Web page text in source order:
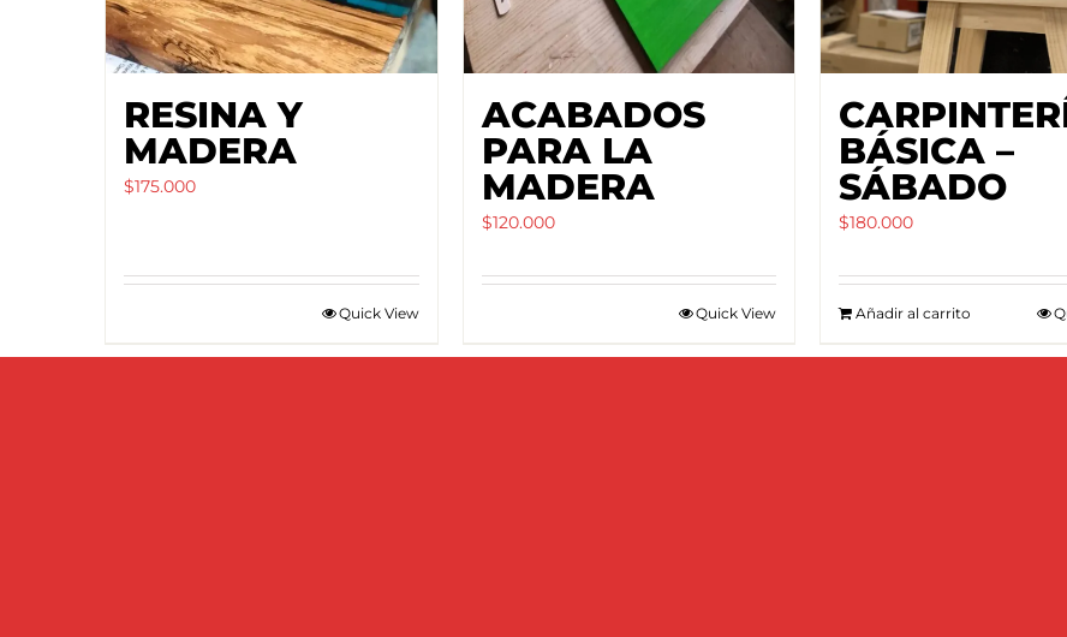
RESINA Y
MADERA
$175.000
Quick View
ACABADOS
PARA LA
MADERA
$120.000
Quick View
BÁSICA –
SÁBADO
$180.000
Añadir al carrito